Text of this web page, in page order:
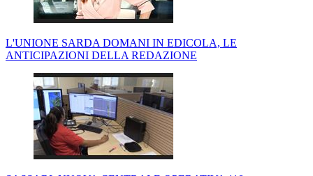
L'UNIONE SARDA DOMANI IN EDICOLA, LE
ANTICIPAZIONI DELLA REDAZIONE